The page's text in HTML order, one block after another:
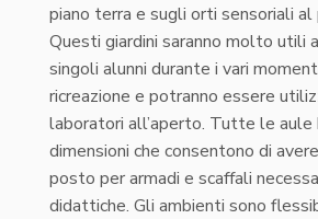
piano terra e sugli orti sensoriali al
Questi giardini saranno molto utili
singoli alunni durante i vari
ricreazione e potranno essere
laboratori all’aperto. Tutte le aule
dimensioni che consentono di
posto per armadi e scaffali
didattiche. Gli ambienti sono